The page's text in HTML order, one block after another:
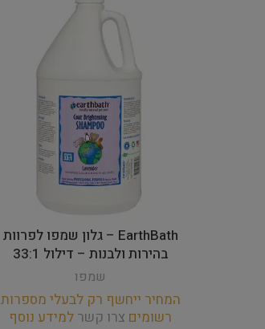
EarthBath – גלון שמפו לפרוות
בהירות ולבנות – דילול 33:1
שמפו
המחיר ייחשף רק לבעלי מספרות
רשומים צרו קשר למידע נוסף